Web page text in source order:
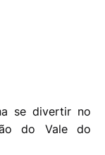
se divertir no
do Vale do